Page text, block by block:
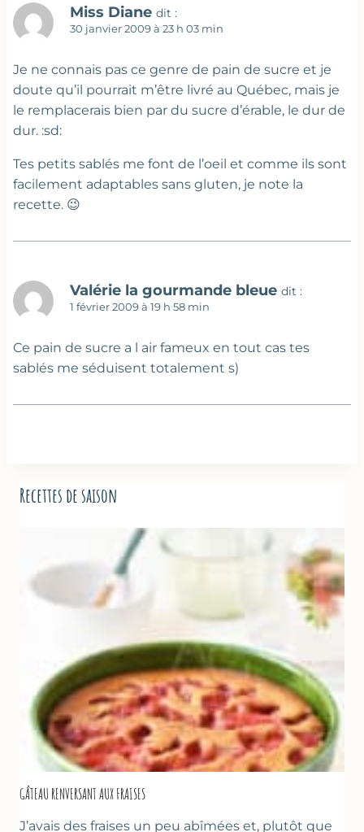
Miss Diane dit :
30 janvier 2009 à 23 h 03 min
Je ne connais pas ce genre de pain de sucre et je
doute qu’il pourrait m’être livré au Québec, mais je
le remplacerais bien par du sucre d’érable, le dur de
dur. :sd:
Tes petits sablés me font de l’oeil et comme ils sont
facilement adaptables sans gluten, je note la
recette. 😉
Valérie la gourmande bleue dit :
1 février 2009 à 19 h 58 min
Ce pain de sucre a l air fameux en tout cas tes
sablés me séduisent totalement s)
Recettes de saison
GÂTEAU RENVERSANT AUX FRAISES
J’avais des fraises un peu abîmées et, plutôt que